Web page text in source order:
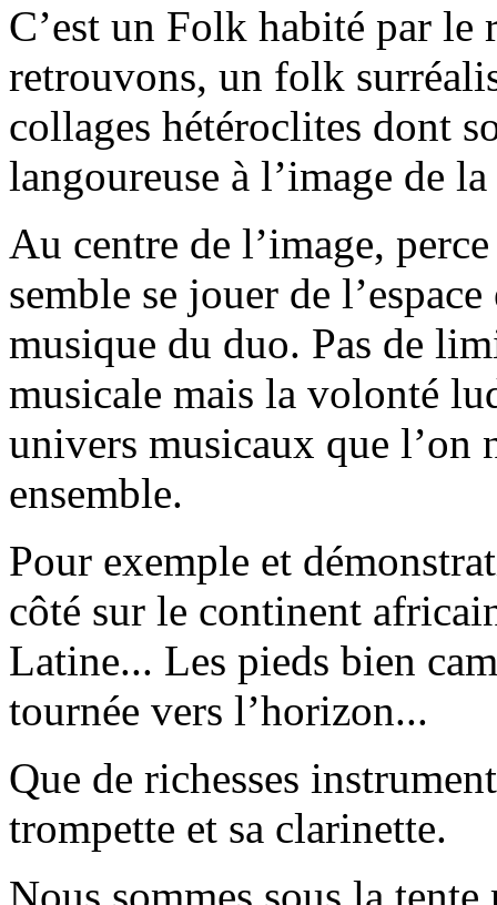
C’est un Folk habité par le
retrouvons, un folk
collages hétéroclites dont
langoureuse à l’image de
Au centre de l’image,
semble se jouer de
musique du duo. Pas de
musicale mais la volonté
univers musicaux que l’on
ensemble.
Pour exemple et
côté sur le continent
Latine... Les pieds bien
tournée vers l’horizon...
Que de richesses
trompette et sa clarinette.
Nous sommes sous la